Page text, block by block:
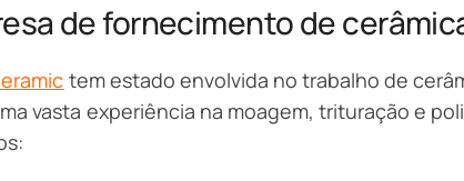
de fornecimento de
tem estado envolvida no trabalho de
vasta experiência na moagem, trituração e